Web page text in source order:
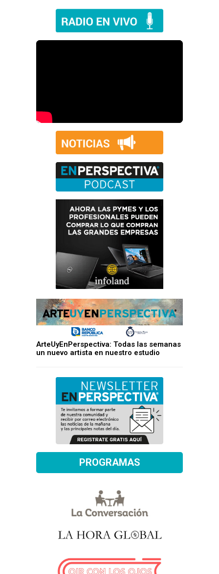
ArteUyEnPerspectiva: Todas las semanas
un nuevo artista en nuestro estudio
PROGRAMAS